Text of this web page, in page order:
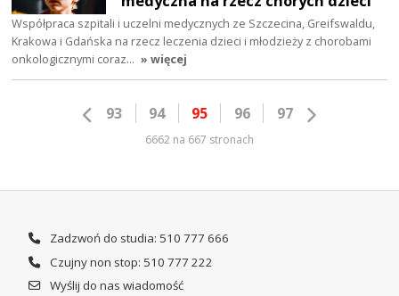
Współpraca szpitali i uczelni medycznych ze Szczecina, Greifswaldu,
Krakowa i Gdańska na rzecz leczenia dzieci i młodzieży z chorobami
onkologicznymi coraz… » więcej
93 94 95 96 97
6662 na 667 stronach
Zadzwoń do studia: 510 777 666
Czujny non stop: 510 777 222
Wyślij do nas wiadomość